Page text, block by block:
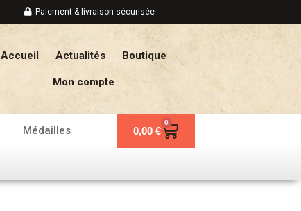
Paiement & livraison sécurisée
Accueil Actualités Boutique
Mon compte
Médailles 0,00 €
0
Panier